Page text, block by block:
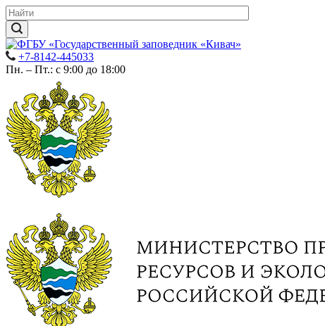
+7-8142-445033
Пн. – Пт.: с 9:00 до 18:00